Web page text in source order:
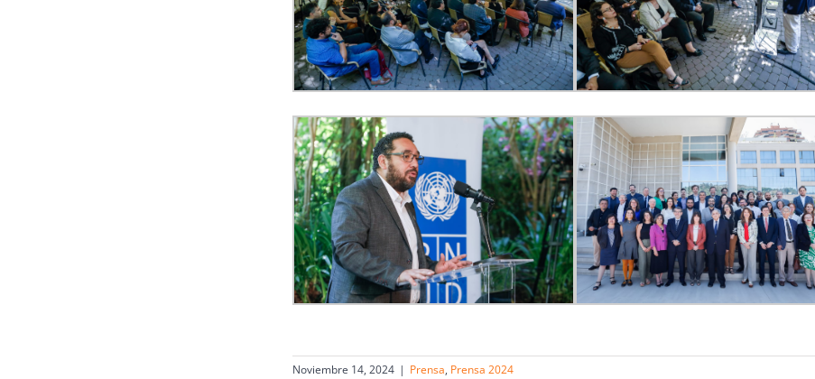
Noviembre 14, 2024 | Prensa, Prensa 2024